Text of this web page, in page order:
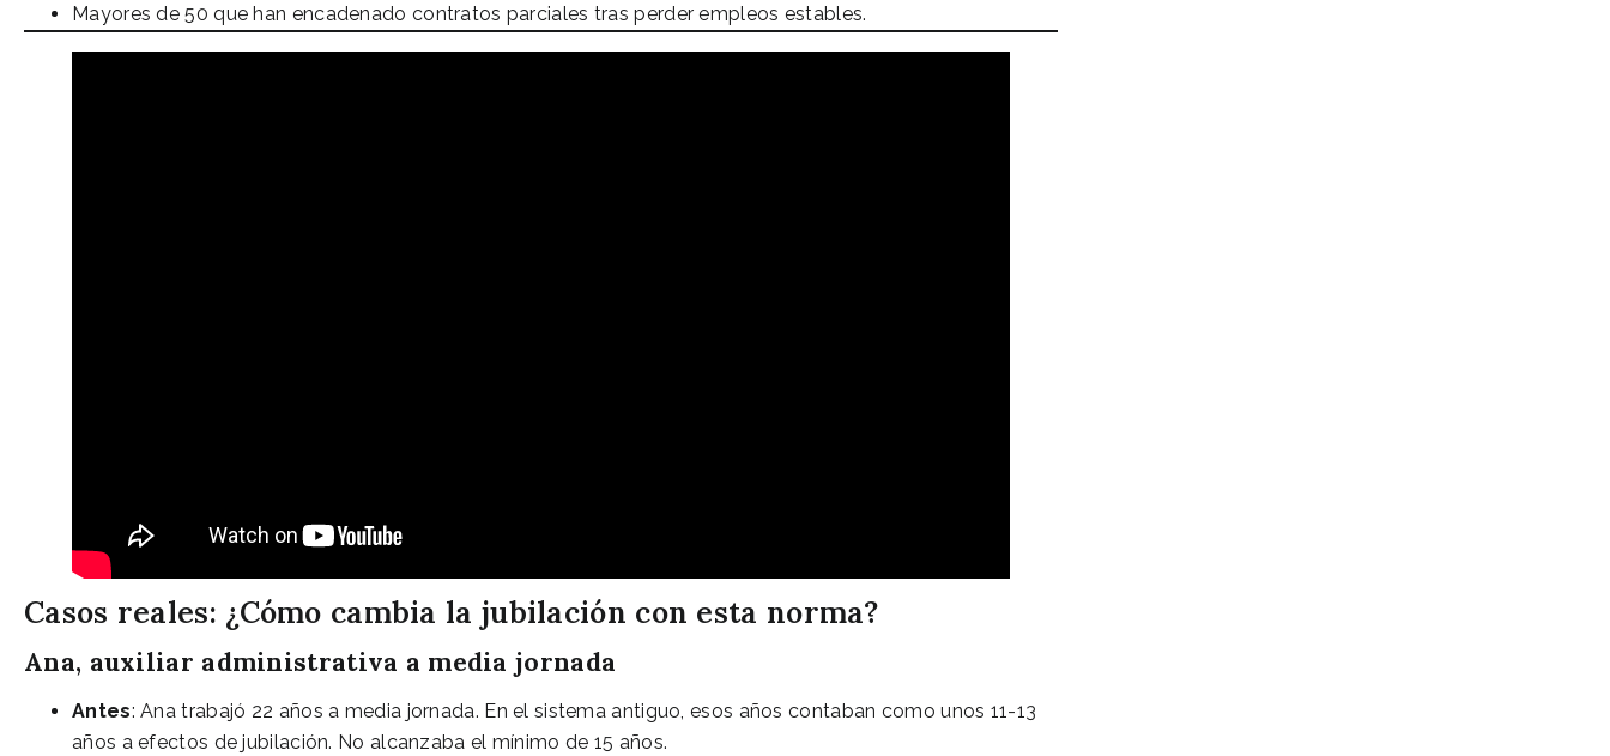
Mayores de 50 que han encadenado contratos parciales tras perder empleos estables.
Casos reales: ¿Cómo cambia la jubilación con esta norma?
Ana, auxiliar administrativa a media jornada
Antes: Ana trabajó 22 años a media jornada. En el sistema antiguo, esos años contaban como unos 11-13
años a efectos de jubilación. No alcanzaba el mínimo de 15 años.